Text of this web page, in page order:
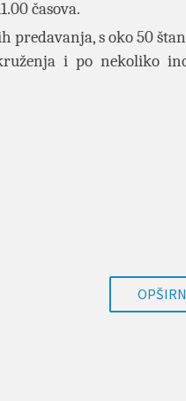
časova.
predavanja, s oko 50
i po nekoliko